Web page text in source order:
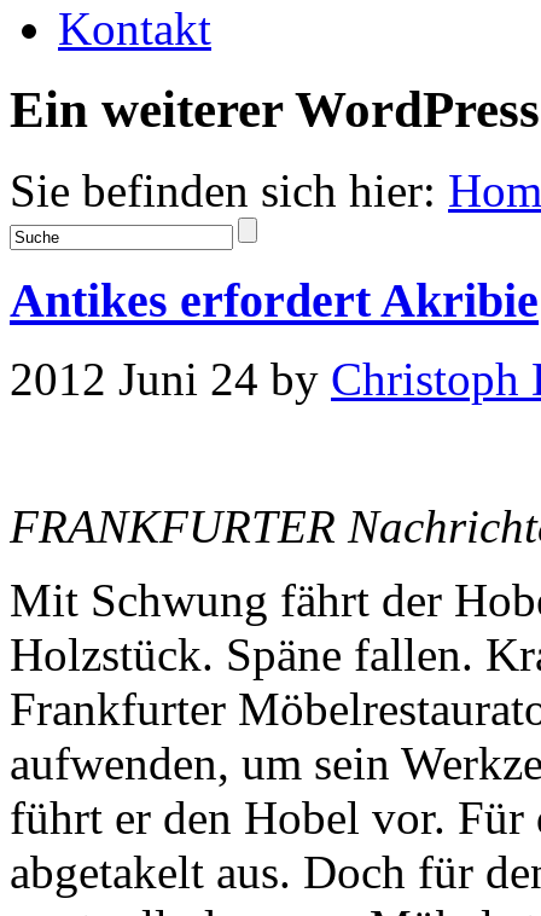
Kontakt
Ein weiterer
Sie befinden sich hier:
Antikes erfordert Akribie
2012 Juni 24 by Christoph
FRANKFURTER
Mit Schwung fährt der
Holzstück. Späne fallen.
Frankfurter
aufwenden, um sein
führt er den Hobel vor. Für
abgetakelt aus. Doch für